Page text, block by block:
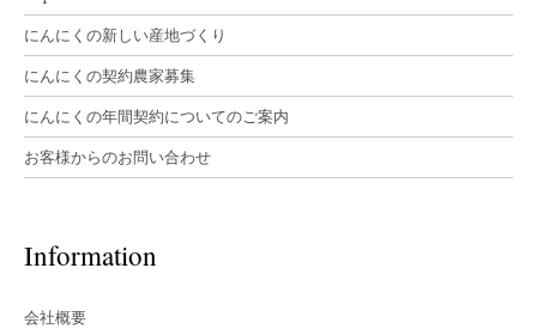
にんにくの新しい産地づくり
にんにくの契約農家募集
にんにくの年間契約についてのご案内
お客様からのお問い合わせ
Information
会社概要